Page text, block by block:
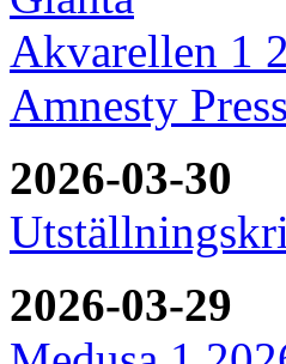
Akvarellen 1
Amnesty
2026-03-30
2026-03-29